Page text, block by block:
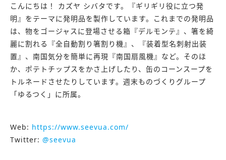
こんにちは！ カズヤ シバタです。『ギリギリ役に立つ発
明』をテーマに発明品を製作しています。これまでの発明品
は、物をゴージャスに登場させる箱『デルモンテ』、箸を綺
麗に割れる『全自動割り箸割り機』、『装着型名刺射出装
置』、南国気分を簡単に再現『南国扇風機』など。そのほ
か、ポテトチップスをかさ上げしたり、缶のコーンスープを
トルネードさせたりしています。週末ものづくりグループ
「ゆるつく」に所属。
Web: https://www.seevua.com/
Twitter: @seevua